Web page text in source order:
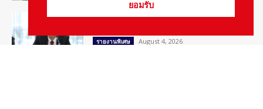
สัมภาษณ์ประธานไทยฮอนด้าคนใหม่กับ
รายงานพิเศษ August 4, 2026
ยอมรับ